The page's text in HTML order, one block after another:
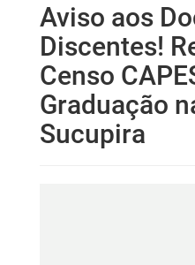
Aviso aos
Discentes!
Censo
Graduação
Sucupira